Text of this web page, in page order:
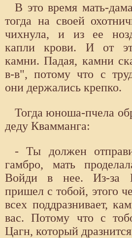
В это время мать-
тогда на своей
чихнула, и из ее
капли крови. И от
камни. Падая, камни
в-в", потому что с
они держались крепко.
Тогда юноша-пчела
деду Квамманга:
- Ты должен
гамбро, мать
Войди в нее. Из-за
пришел с тобой, этого
всех поддразнивает,
вас. Потому что с
Цагн, который